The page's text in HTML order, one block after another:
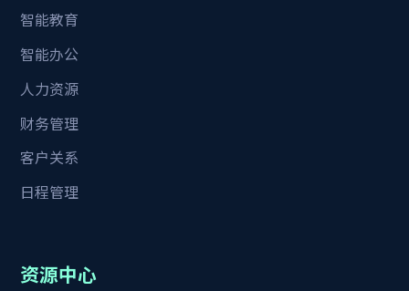
智能教育
智能办公
人力资源
财务管理
客户关系
日程管理
资源中心